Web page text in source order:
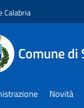
Calabria
Comune di
Novità